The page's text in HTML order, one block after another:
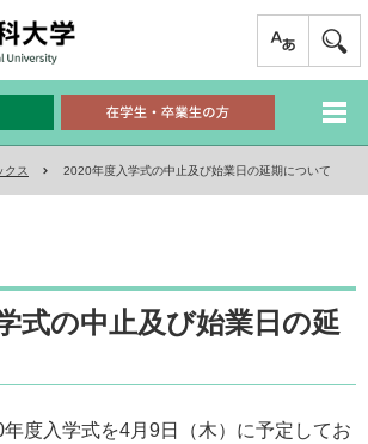
クス 2020年度入学式の中止及び始業日の延期について
式の中止及び始業日の延
度入学式を4月9日（木）に予定してお